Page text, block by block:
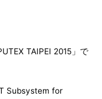
TAIPEI 2015」で
Subsystem for